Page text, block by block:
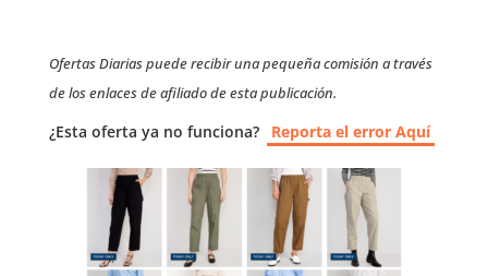
Ofertas Diarias puede recibir una pequeña comisión a través
de los enlaces de afiliado de esta publicación.
¿Esta oferta ya no funciona? Reporta el error Aquí